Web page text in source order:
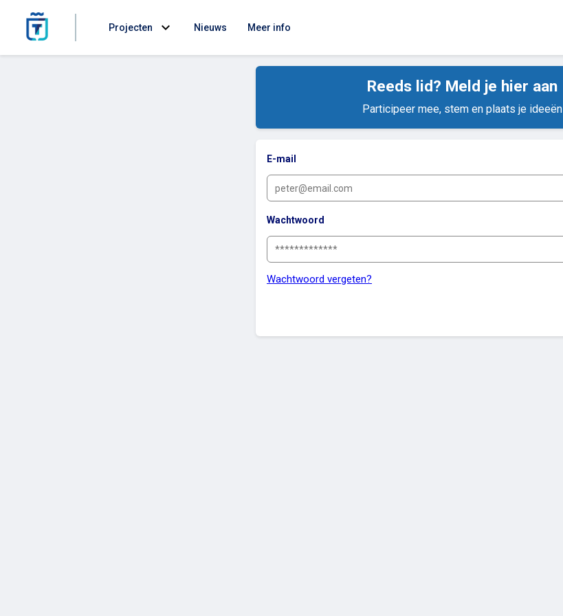
Projecten expand_more Nieuws Meer info
Reeds lid? Meld je hier aan
Participeer mee, stem en plaats je ideeën
E-mail
Wachtwoord
Wachtwoord vergeten?